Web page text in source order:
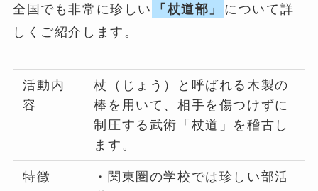
全国でも非常に珍しい 「杖道部」
について詳
しくご紹介します。
活動内
容
杖（じょう）と呼ばれる木製の
棒を用いて、相手を傷つけずに
制圧する武術「杖道」を稽古し
ます。
特徴
・関東圏の学校では珍しい部活